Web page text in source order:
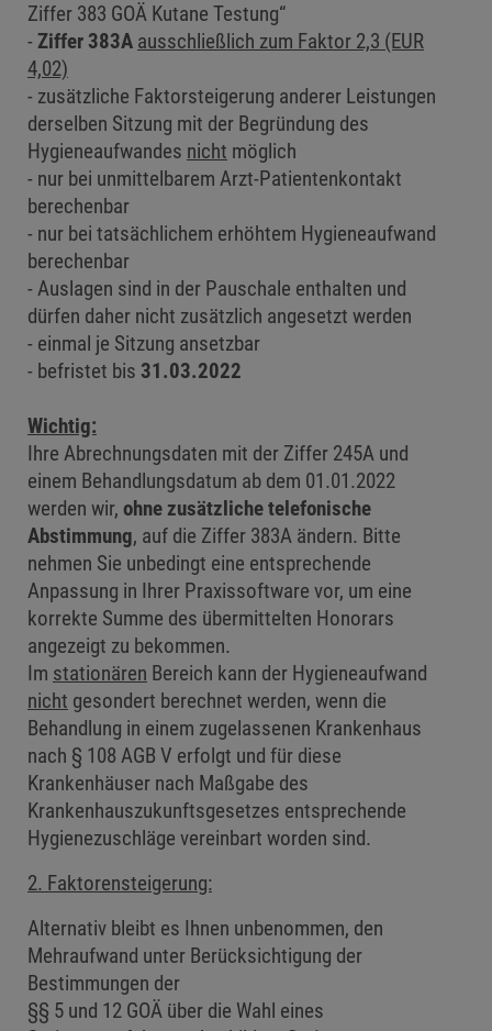
Ziffer 383 GOÄ Kutane Testung“
Ziffer 383A ausschließlich zum Faktor 2,3 (EUR
4,02)
zusätzliche Faktorsteigerung anderer Leistungen
derselben Sitzung mit der Begründung des
Hygieneaufwandes nicht möglich
nur bei unmittelbarem Arzt-Patientenkontakt
berechenbar
nur bei tatsächlichem erhöhtem Hygieneaufwand
berechenbar
Auslagen sind in der Pauschale enthalten und
dürfen daher nicht zusätzlich angesetzt werden
einmal je Sitzung ansetzbar
befristet bis 31.03.2022
Wichtig:
Ihre Abrechnungsdaten mit der Ziffer 245A und
einem Behandlungsdatum ab dem 01.01.2022
werden wir, ohne zusätzliche telefonische
Abstimmung, auf die Ziffer 383A ändern. Bitte
nehmen Sie unbedingt eine entsprechende
Anpassung in Ihrer Praxissoftware vor, um eine
korrekte Summe des übermittelten Honorars
angezeigt zu bekommen.
Im stationären Bereich kann der Hygieneaufwand
nicht gesondert berechnet werden, wenn die
Behandlung in einem zugelassenen Krankenhaus
nach § 108 AGB V erfolgt und für diese
Krankenhäuser nach Maßgabe des
Krankenhauszukunftsgesetzes entsprechende
Hygienezuschläge vereinbart worden sind.
2. Faktorensteigerung:
Alternativ bleibt es Ihnen unbenommen, den
Mehraufwand unter Berücksichtigung der
Bestimmungen der
§§ 5 und 12 GOÄ über die Wahl eines